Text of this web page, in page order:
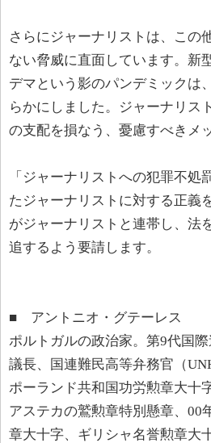
さらにジャーナリストは、この
ない脅威に直面しています。新
デマという影のパンデミックは
らかにしました。ジャーナリス
の支配を損なう、憂慮すべきメ
「ジャーナリストへの犯罪不
たジャーナリストに対する正義
がジャーナリストと連帯し、法
追するよう要請します。
■ アントニオ・グテーレス
ポルトガルの政治家。第9代国
議長、国連難民高等弁務官（
ポーランド共和国功労勲章大十
アステカの鷲勲章特別懸章、00
章大十字、ギリシャ名誉勲章大